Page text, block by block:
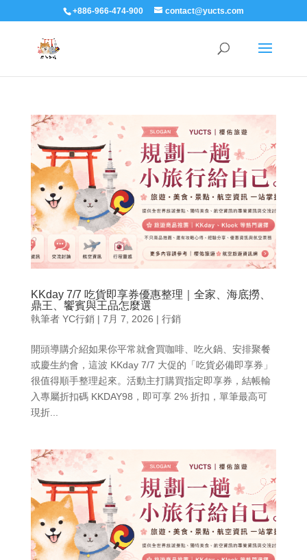
+886-966-474-900 contact@yucts.com
KKday 7/7 吃貨即享券優惠整理｜全家、海底撈、
鼎王、饗賓與王品怎麼選
執筆者 YC行銷| 7月 7, 2026 | 行銷
開頭導購介紹如果你平常就會買咖啡、吃火鍋、安排聚餐
或慶生約會，這波 KKday 7/7 大促的「吃貨必備即享券」
很值得順手整理起來。活動主打購買指定即享券，結帳輸
入專屬折扣碼 KKDAY98，即可享 2% 折扣，單筆最高可
現折...